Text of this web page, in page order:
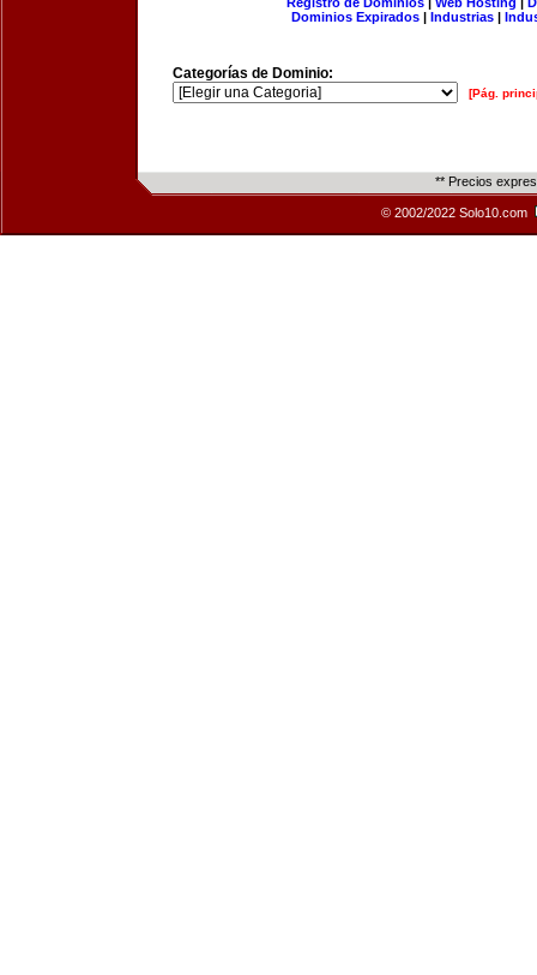
Dominios Expirados | Industrias |
Categorías de Dominio:
[Pág.
** Precios
© 2002/2022 Solo10.com